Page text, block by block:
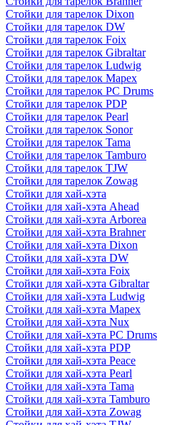
Стойки для тарелок Dixon
Стойки для тарелок DW
Стойки для тарелок Foix
Стойки для тарелок Gibraltar
Стойки для тарелок Ludwig
Стойки для тарелок Mapex
Стойки для тарелок PC Drums
Стойки для тарелок PDP
Стойки для тарелок Pearl
Стойки для тарелок Sonor
Стойки для тарелок Tama
Стойки для тарелок Tamburo
Стойки для тарелок TJW
Стойки для тарелок Zowag
Стойки для хай-хэта
Стойки для хай-хэта Ahead
Стойки для хай-хэта Arborea
Стойки для хай-хэта Brahner
Стойки для хай-хэта Dixon
Стойки для хай-хэта DW
Стойки для хай-хэта Foix
Стойки для хай-хэта Gibraltar
Стойки для хай-хэта Ludwig
Стойки для хай-хэта Mapex
Стойки для хай-хэта Nux
Стойки для хай-хэта PC Drums
Стойки для хай-хэта PDP
Стойки для хай-хэта Peace
Стойки для хай-хэта Pearl
Стойки для хай-хэта Tama
Стойки для хай-хэта Tamburo
Стойки для хай-хэта Zowag